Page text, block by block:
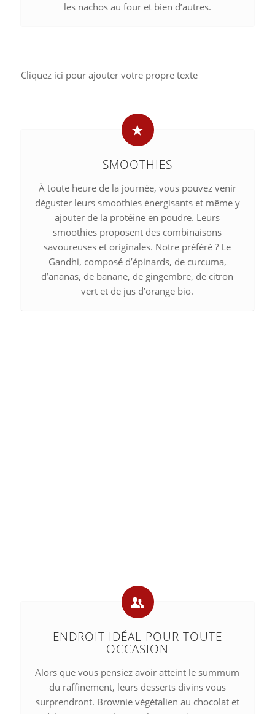
les nachos au four et bien d’autres.
Source
Cliquez ici pour ajouter votre propre texte
SMOOTHIES
À toute heure de la journée, vous pouvez venir
déguster leurs smoothies énergisants et même y
ajouter de la protéine en poudre. Leurs
smoothies proposent des combinaisons
savoureuses et originales. Notre préféré ? Le
Gandhi, composé d’épinards, de curcuma,
d’ananas, de banane, de gingembre, de citron
vert et de jus d’orange bio.
ENDROIT IDÉAL POUR TOUTE
OCCASION
Alors que vous pensiez avoir atteint le summum
du raffinement, leurs desserts divins vous
surprendront. Brownie végétalien au chocolat et